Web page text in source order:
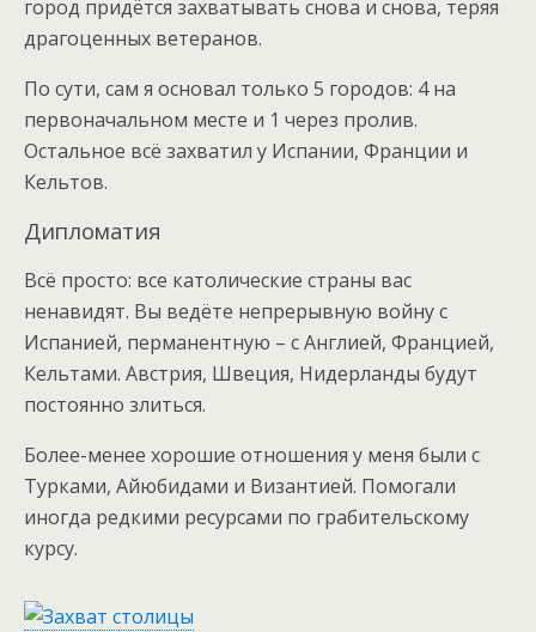
город придётся захватывать снова и снова, теряя
драгоценных ветеранов.
По сути, сам я основал только 5 городов: 4 на
первоначальном месте и 1 через пролив.
Остальное всё захватил у Испании, Франции и
Кельтов.
Дипломатия
Всё просто: все католические страны вас
ненавидят. Вы ведёте непрерывную войну с
Испанией, перманентную – с Англией, Францией,
Кельтами. Австрия, Швеция, Нидерланды будут
постоянно злиться.
Более-менее хорошие отношения у меня были с
Турками, Айюбидами и Византией. Помогали
иногда редкими ресурсами по грабительскому
курсу.